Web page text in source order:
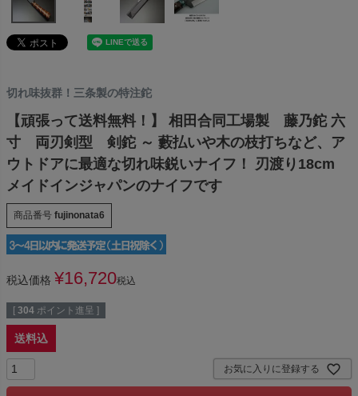
切れ味抜群！三条製の特注鉈
【頑張って送料無料！】 相田合同工場製 藤乃鉈 六
寸 両刃剣型 剣鉈 ～ 藪払いや木の枝打ちなど、ア
ウトドアに最適な切れ味鋭いナイフ！ 刃渡り18cm
メイドインジャパンのナイフです
商品番号 fujinonata6
税込価格 ¥16,720税込
[ 304 ポイント進呈 ]
送料込
お気に入りに登録する